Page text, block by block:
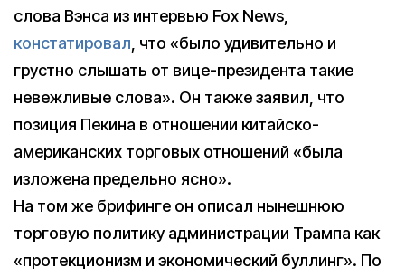
слова Вэнса из интервью Fox News,
констатировал, что «было удивительно и
грустно слышать от вице-президента такие
невежливые слова». Он также заявил, что
позиция Пекина в отношении китайско-
американских торговых отношений «была
изложена предельно ясно».
На том же брифинге он описал нынешнюю
торговую политику администрации Трампа как
«протекционизм и экономический буллинг». По